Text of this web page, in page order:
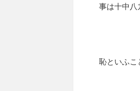
事は十中八
恥といふこ